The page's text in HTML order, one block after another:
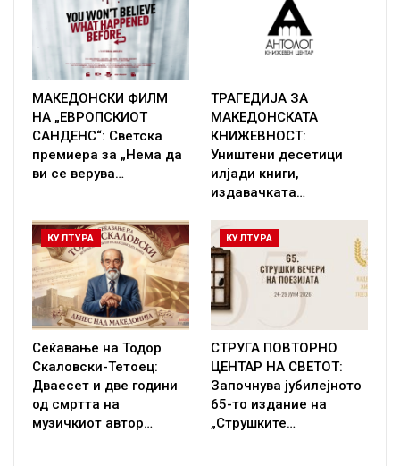
МАКЕДОНСКИ ФИЛМ
НА „ЕВРОПСКИОТ
САНДЕНС“: Светска
премиера за „Нема да
ви се верува…
ТРАГЕДИЈА ЗА
МАКЕДОНСКАТА
КНИЖЕВНОСТ:
Уништени десетици
илјади книги,
издавачката…
КУЛТУРА
Сеќавање на Тодор
Скаловски-Тетоец:
Дваесет и две години
од смртта на
музичкиот автор…
КУЛТУРА
СТРУГА ПОВТОРНО
ЦЕНТАР НА СВЕТОТ:
Започнува јубилејното
65-то издание на
„Струшките…